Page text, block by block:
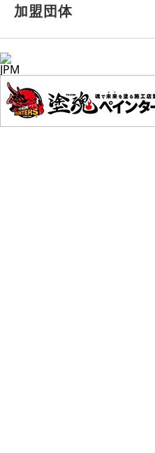
加盟団体
JPM